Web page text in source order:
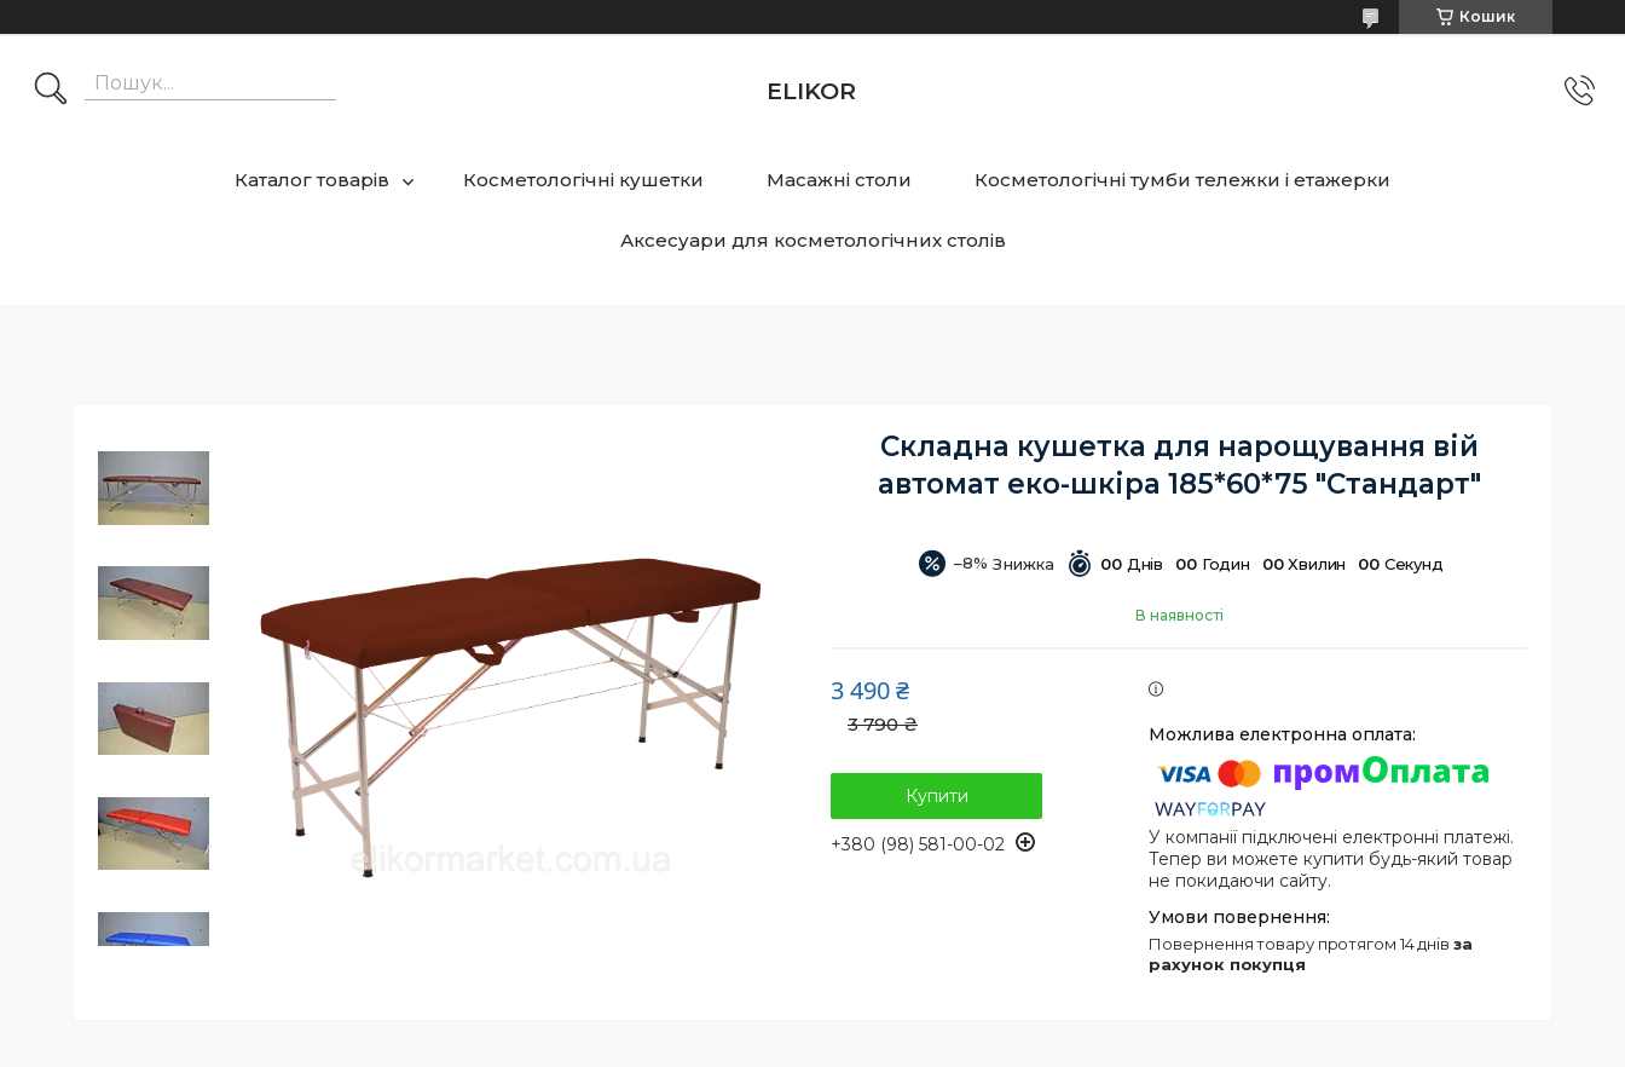
Кошик
ELIKOR
Каталог товарів Косметологічні кушетки Масажні столи Косметологічні тумби тележки і етажерки
Аксесуари для косметологічних столів
Складна кушетка для нарощування вій
автомат еко-шкіра 185*60*75 "Стандарт"
–8% 00 Днів 00 Годин 00 Хвилин 00 Секунд
В наявності
3 790 ₴
3 490 ₴
Купити
+380 (98) 581-00-02
У компанії підключені електронні платежі.
Тепер ви можете купити будь-який товар
не покидаючи сайту.
повернення товару протягом 14 днів за
рахунок покупця